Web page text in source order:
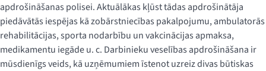
apdrošināšanas polisei. Aktuālākas kļūst tādas apdrošinātāja
piedāvātās iespējas kā zobārstniecības pakalpojumu, ambulatorās
rehabilitācijas, sporta nodarbību un vakcinācijas apmaksa,
medikamentu iegāde u. c. Darbinieku veselības apdrošināšana ir
mūsdienīgs veids, kā uzņēmumiem īstenot uzreiz divas būtiskas